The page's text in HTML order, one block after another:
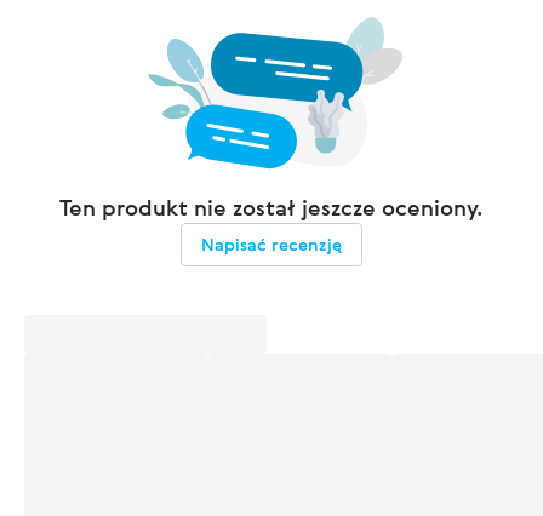
Ten produkt nie został jeszcze oceniony.
Napisać recenzję